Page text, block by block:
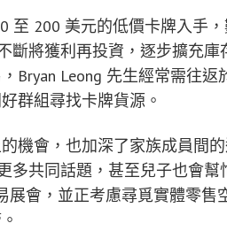
至 200 美元的低價卡牌入手
斷將獲利再投資，逐步擴充
Bryan Leong 先生經常需往
群組尋找卡牌貨源。
機會，也加深了家族成員間
多共同話題，甚至兒子也會幫
展會，並正考慮尋覓實體零